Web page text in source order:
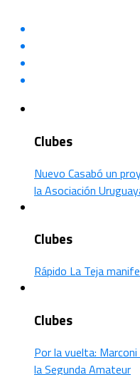
Clubes
Nuevo Casabó un
la Asociación
Clubes
Rápido La Teja
Clubes
Por la vuelta:
la Segunda Amateur